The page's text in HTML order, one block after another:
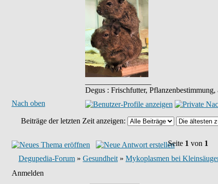
Degus : Frischfutter,
Nach oben
Beiträge der letzten Zeit anzeigen:
Seite 1 von 1
Degupedia-Forum » Gesundheit » Mykoplasmen bei
Anmelden